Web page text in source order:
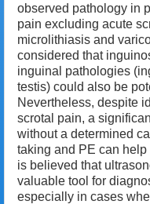
observed pathology in
pain excluding acute
microlithiasis and
considered that
inguinal pathologies
testis) could also be
Nevertheless, despite
scrotal pain, a
without a determined
taking and PE can
is believed that
valuable tool for
especially in cases